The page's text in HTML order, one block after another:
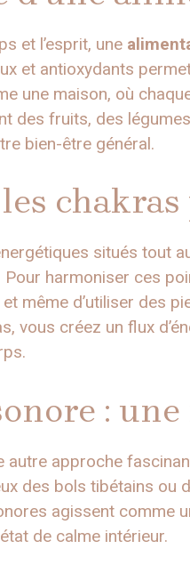
et l’esprit, une
et antioxydants
une maison, où
des fruits, des
bien-être général.
situés tout
harmoniser ces
même d’utiliser des
vous créez un flux
:
autre approche
des bols tibétains ou
agissent comme
de calme intérieur.